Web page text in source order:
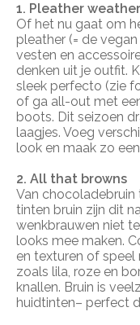
1. Pleather weather
Of het nu gaat om
pleather (= de
vesten en
denken uit je outfit.
sleek perfecto (zie
of ga all-out met
boots. Dit seizoen
laagjes. Voeg
look en maak zo
2. All that browns
Van chocoladebruin
tinten bruin zijn dit
wenkbrauwen niet
looks mee maken.
en texturen of
zoals lila, roze en
knallen. Bruin is
huidtinten– perfect